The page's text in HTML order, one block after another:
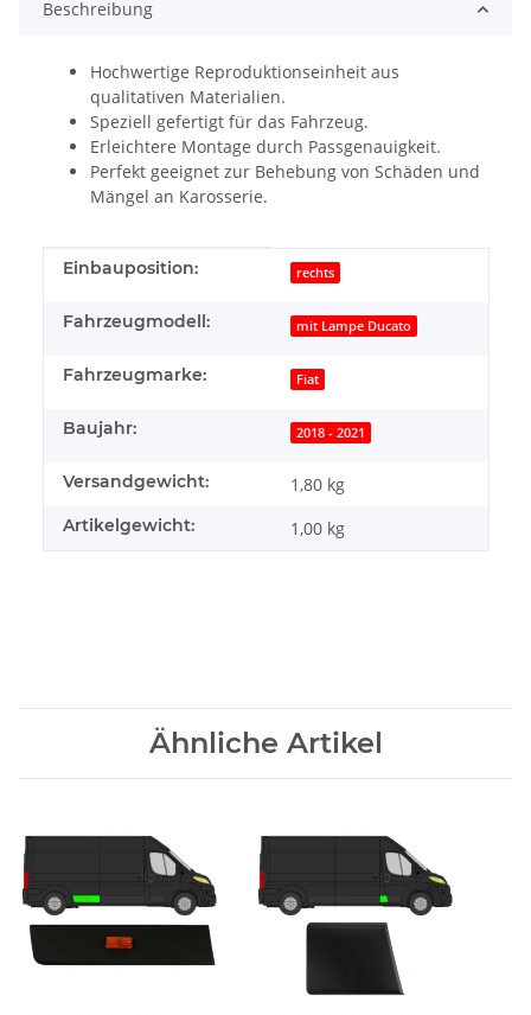
Beschreibung
Hochwertige Reproduktionseinheit aus
qualitativen Materialien.
Speziell gefertigt für das Fahrzeug.
Erleichtere Montage durch Passgenauigkeit.
Perfekt geeignet zur Behebung von Schäden und
Mängel an Karosserie.
Produkteigenschaft
Wert
Einbauposition: rechts
Fahrzeugmodell: mit Lampe Ducato
Fahrzeugmarke: Fiat
Baujahr: 2018 - 2021
Versandgewicht: 1,80 kg
Artikelgewicht: 1,00 kg
Ähnliche Artikel